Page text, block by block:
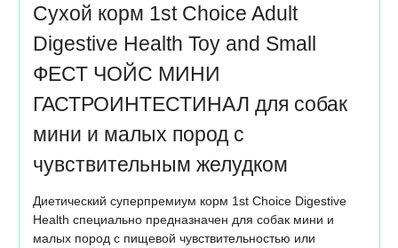
Сухой корм 1st Choice Adult
Digestive Health Toy and Small
ФЕСТ ЧОЙС МИНИ
ГАСТРОИНТЕСТИНАЛ для собак
мини и малых пород с
чувствительным желудком
Диетический суперпремиум корм 1st Choice Digestive
Health специально предназначен для собак мини и
малых пород с пищевой чувствительностью или